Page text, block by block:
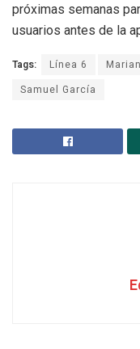
próximas semanas
usuarios antes de la
Tags: Línea 6
Samuel García